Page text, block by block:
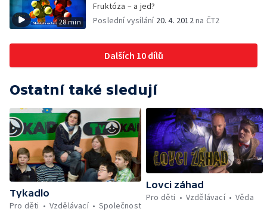
28 min
Fruktóza – a jed?
Poslední vysílání 20. 4. 2012na ČT2
Dalších 10 dílů
Ostatní také sledují
Tykadlo
Pro děti
Vzdělávací Společnost
Lovci záhad
Pro děti
Vzdělávací Věda